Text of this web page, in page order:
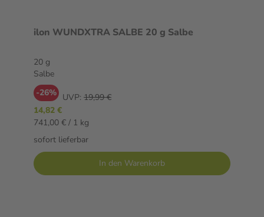
ilon WUNDXTRA SALBE 20 g Salbe
20 g
Salbe
-26% UVP: 19,99 €
14,82 €
741,00 € / 1 kg
sofort lieferbar
In den Warenkorb